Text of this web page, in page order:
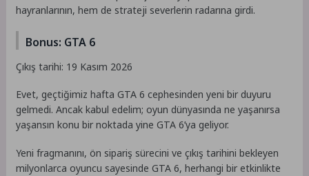
hayranlarının, hem de strateji severlerin radarına girdi.
Bonus: GTA 6
Çıkış tarihi: 19 Kasım 2026
Evet, geçtiğimiz hafta GTA 6 cephesinden yeni bir duyuru
gelmedi. Ancak kabul edelim; oyun dünyasında ne yaşanırsa
yaşansın konu bir noktada yine GTA 6’ya geliyor.
Yeni fragmanını, ön sipariş sürecini ve çıkış tarihini bekleyen
milyonlarca oyuncu sayesinde GTA 6, herhangi bir etkinlikte